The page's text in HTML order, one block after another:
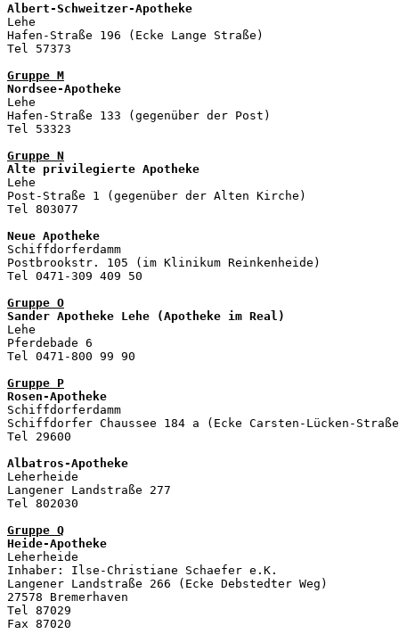
Albert-Schweitzer-Apotheke
Lehe
Hafen-Straße 196 (Ecke Lange Straße)
Tel 57373
Gruppe M
Nordsee-Apotheke
Lehe
Hafen-Straße 133 (gegenüber der Post)
Tel 53323
Gruppe N
Alte privilegierte Apotheke
Lehe
Post-Straße 1 (gegenüber der Alten Kirche)
Tel 803077
Neue Apotheke
Schiffdorferdamm
Postbrookstr. 105 (im Klinikum Reinkenheide)
Tel 0471-309 409 50
Gruppe O
Sander Apotheke Lehe (Apotheke im Real)
Lehe
Pferdebade 6
Tel 0471-800 99 90
Gruppe P
Rosen-Apotheke
Schiffdorferdamm
Schiffdorfer Chaussee 184 a (Ecke Carsten-Lücken-
Tel 29600
Albatros-Apotheke
Leherheide
Langener Landstraße 277
Tel 802030
Gruppe Q
Heide-Apotheke
Leherheide
Inhaber: Ilse-Christiane Schaefer e.K.
Langener Landstraße 266 (Ecke Debstedter Weg)
27578 Bremerhaven
Tel 87029
Fax 87020